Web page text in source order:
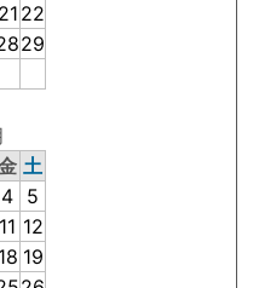
21 22
29
土
4 5
11 12
18 19